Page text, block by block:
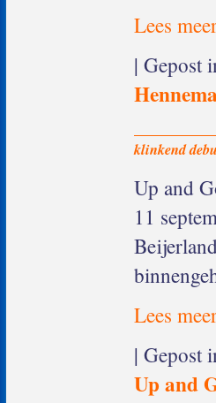
Lees
| Gepost
klinkend
Up and
11
Lees
| Gepost
Up and